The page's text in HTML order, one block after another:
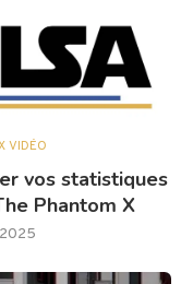
VIDÉO
vos statistiques
Phantom X